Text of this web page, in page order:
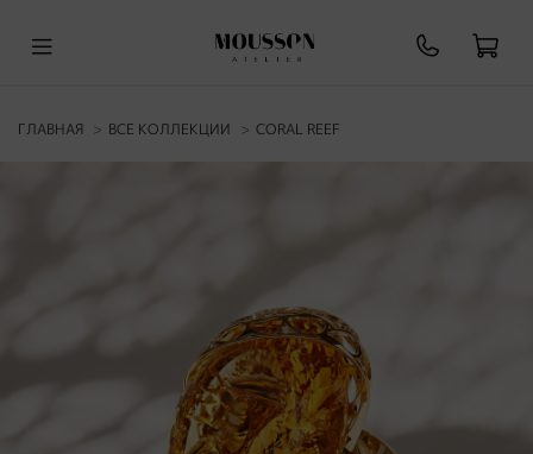
ГЛАВНАЯ ВСЕ КОЛЛЕКЦИИ CORAL REEF